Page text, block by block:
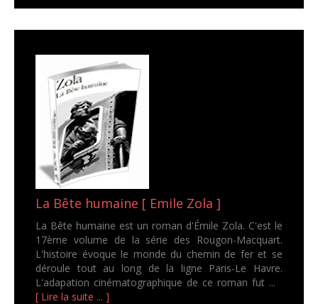
La Bête humaine [ Emile Zola ]
La Bête humaine est un roman d'Émile Zola. C'est le
17ème volume de la série des Rougon-Macquart.
L'histoire évoque le monde du chemin de fer et se
déroule tout au long de la ligne Paris-Le Havre.
L'adapation cinématographique de ce roman fut ...
[ Lire la suite ... ]